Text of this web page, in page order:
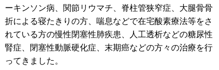
ーキンソン病、関節リウマチ、脊柱管狭窄症、大腿骨骨
折による寝たきりの方、喘息などで在宅酸素療法等をさ
れている方の慢性閉塞性肺疾患、人工透析などの糖尿性
腎症、閉塞性動脈硬化症、末期癌などの方々の治療を行
ってきました。